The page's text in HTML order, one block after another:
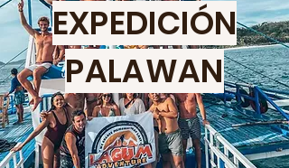
EXPEDICIÓN
PALAWAN